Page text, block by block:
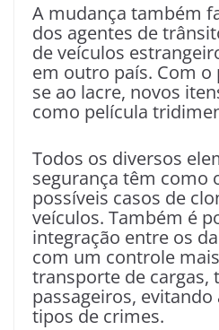
A mudança também
dos agentes de
de veículos
em outro país. Com
se ao lacre, novos
como película
Todos os diversos
segurança têm como
possíveis casos de
veículos. Também é
integração entre os
com um controle
transporte de cargas,
passageiros,
tipos de crimes.